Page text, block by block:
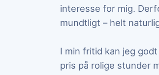
interesse for mig.
mundtligt – helt
I min fritid kan jeg
pris på rolige stunder